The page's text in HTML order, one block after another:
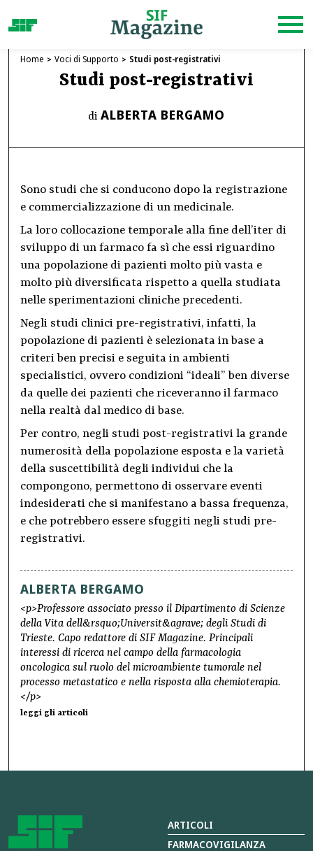
Home Voci di Supporto Studi post-registrativi
Studi post-registrativi
di ALBERTA BERGAMO
Sono studi che si conducono dopo la registrazione
e commercializzazione di un medicinale.
La loro collocazione temporale alla fine dell’iter di
sviluppo di un farmaco fa sì che essi riguardino
una popolazione di pazienti molto più vasta e
molto più diversificata rispetto a quella studiata
nelle sperimentazioni cliniche precedenti.
Negli studi clinici pre-registrativi, infatti, la
popolazione di pazienti è selezionata in base a
criteri ben precisi e seguita in ambienti
specialistici, ovvero condizioni “ideali” ben diverse
da quelle dei pazienti che riceveranno il farmaco
nella realtà dal medico di base.
Per contro, negli studi post-registrativi la grande
numerosità della popolazione esposta e la varietà
della suscettibilità degli individui che la
compongono, permettono di osservare eventi
indesiderati che si manifestano a bassa frequenza,
e che potrebbero essere sfuggiti negli studi pre-
registrativi.
ALBERTA BERGAMO
<p>Professore associato presso il Dipartimento di Scienze
della Vita dell&rsquo;Universit&agrave; degli Studi di
Trieste. Capo redattore di SIF Magazine. Principali
interessi di ricerca nel campo della farmacologia
oncologica sul ruolo del microambiente tumorale nel
processo metastatico e nella risposta alla chemioterapia.
</p>
leggi gli articoli
ARTICOLI
FARMACOVIGILANZA